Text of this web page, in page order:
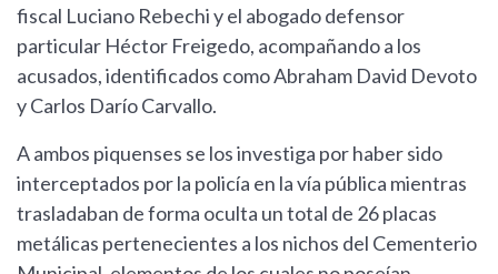
fiscal Luciano Rebechi y el abogado defensor
particular Héctor Freigedo, acompañando a los
acusados, identificados como Abraham David Devoto
y Carlos Darío Carvallo.
A ambos piquenses se los investiga por haber sido
interceptados por la policía en la vía pública mientras
trasladaban de forma oculta un total de 26 placas
metálicas pertenecientes a los nichos del Cementerio